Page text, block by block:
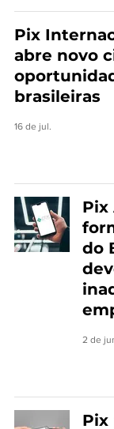
Pix
abre novo
brasileiras
16 de jul.
Pix
do
2 de
Pix